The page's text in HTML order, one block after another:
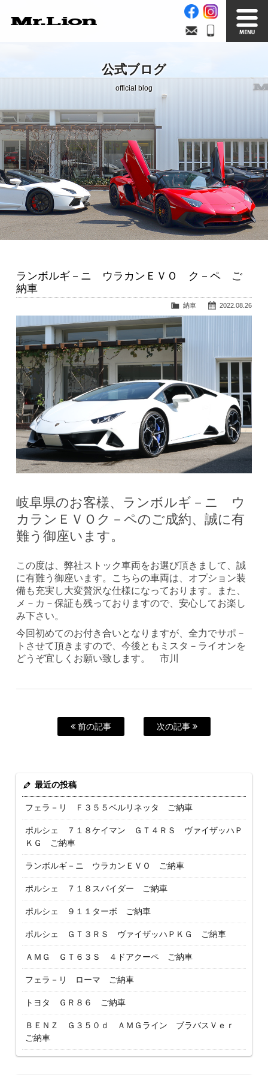
在庫車情報 買取無料査定
Factory
自社工場 サービス案内
Official Blog
公式ブログ
Company info.
会社案内
公式ブログ
official blog
ランボルギ－ニ ウラカンＥＶＯ ク－ペ ご
納車
2022.08.26
納車
岐阜県のお客様、ランボルギ－ニ ウ
カランＥＶＯク－ペのご成約、誠に有
難う御座います。
この度は、弊社ストック車両をお選び頂きまして、誠
に有難う御座います。こちらの車両は、オプション装
備も充実し大変贅沢な仕様になっております。また、
メ－カ－保証も残っておりますので、安心してお楽し
み下さい。
今回初めてのお付き合いとなりますが、全力でサポ－
トさせて頂きますので、今後ともミスタ－ライオンを
どうぞ宜しくお願い致します。 市川
前の記事 次の記事
最近の投稿
フェラ－リ Ｆ３５５ベルリネッタ ご納車
ポルシェ ７１８ケイマン ＧＴ４ＲＳ ヴァイザッハＰ
ＫＧ ご納車
ランボルギ－ニ ウラカンＥＶＯ ご納車
ポルシェ ７１８スパイダー ご納車
ポルシェ ９１１ターボ ご納車
ポルシェ ＧＴ３ＲＳ ヴァイザッハＰＫＧ ご納車
ＡＭＧ ＧＴ６３Ｓ ４ドアクーペ ご納車
フェラ－リ ローマ ご納車
トヨタ ＧＲ８６ ご納車
ＢＥＮＺ Ｇ３５０ｄ ＡＭＧライン ブラバスＶｅｒ
ご納車